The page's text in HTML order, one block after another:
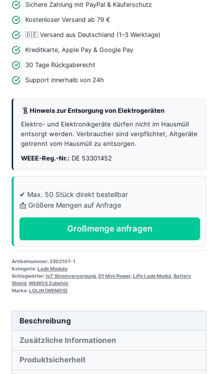
Shield
V1.3
–
Leistungsstarkes
LiPo
Lade
&
Power
Modul
Menge
Sichere Zahlung mit PayPal & Käuferschutz
Kostenloser Versand ab 79 €
🇩🇪 Versand aus Deutschland (1–3 Werktage)
Kreditkarte, Apple Pay & Google Pay
30 Tage Rückgaberecht
Support innerhalb von 24h
Hinweis zur Entsorgung von Elektrogeräten
Elektro- und Elektronikgeräte dürfen nicht im Hausmüll
entsorgt werden. Verbraucher sind verpflichtet, Altgeräte
getrennt vom Hausmüll zu entsorgen.
WEEE-Reg.-Nr.: DE 53301452
✔ Max. 50 Stück direkt bestellbar
📩 Größere Mengen auf Anfrage
Großmenge anfragen
Artikelnummer:2302107-1
Kategorie:Lade Module
Schlagwörter:IoT Stromversorgung D1 Mini Power, LiPo Lade Modul Battery
Shield WEMOS Zubehör
Marke:LOLIN (WEMOS)
Beschreibung
Zusätzliche Informationen
Produktsicherheit